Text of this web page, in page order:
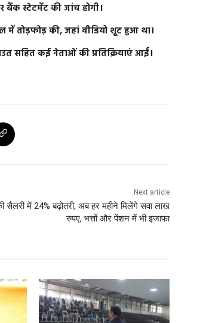
बैंक स्टेटमेंट की जांच होगी।
में तोड़फोड़ की, जहां वीडियो शूट हुआ था।
सहित कई नेताओं की प्रतिक्रियाएं आईं।
Next article
सैलरी में 24% बढ़ोतरी, अब हर महीने मिलेंगे सवा लाख
रुपए, भत्तों और पेंशन में भी इजाफा